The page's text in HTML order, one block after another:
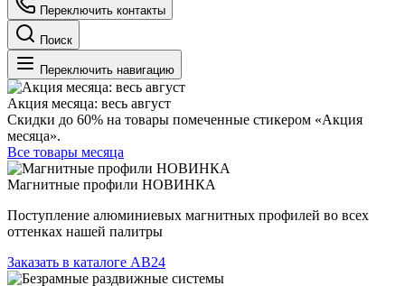
Переключить контакты
Поиск
Переключить навигацию
Акция месяца: весь август
Скидки до 60% на товары помеченные стикером «Акция
месяца».
Все товары месяца
Магнитные профили НОВИНКА
Поступление алюминиевых магнитных профилей во всех
оттенках нашей палитры
Заказать в каталоге АВ24